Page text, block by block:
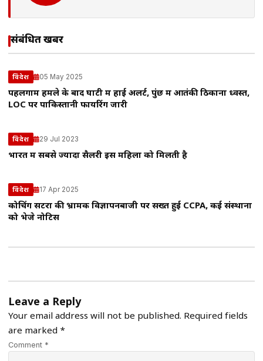
संबंधित खबरें
विदेश 05 May 2025
पहलगाम हमले के बाद घाटी में हाई अलर्ट, पुंछ में आतंकी ठिकाना ध्वस्त,
LOC पर पाकिस्तानी फायरिंग जारी
विदेश 29 Jul 2023
भारत में सबसे ज्यादा सैलरी इस महिला को मिलती है
विदेश 17 Apr 2025
कोचिंग सेंटरों की भ्रामक विज्ञापनबाजी पर सख्त हुई CCPA, कई संस्थानों
को भेजे नोटिस
Leave a Reply
Your email address will not be published. Required fields
are marked *
Comment *